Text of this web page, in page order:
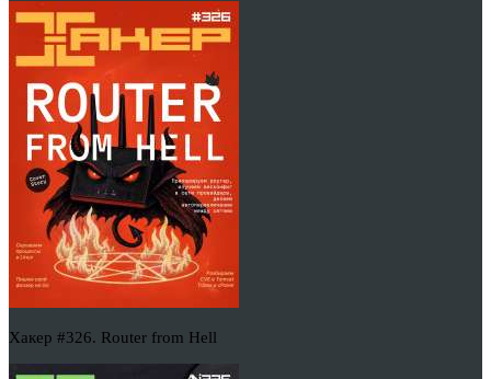
Хакер #326. Router from Hell